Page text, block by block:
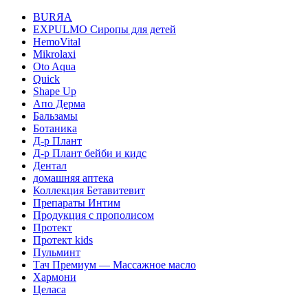
BURЯA
EXPULMO Сиропы для детей
HemoVital
Mikrolaxi
Oto Aqua
Quick
Shape Up
Апо Дерма
Бальзамы
Ботаника
Д-р Плант
Д-р Плант бейби и кидс
Дентал
домашняя аптека
Коллекция Бетавитевит
Препараты Интим
Продукция с прополисом
Протект
Протект kids
Пульминт
Тач Премиум — Массажное масло
Хармони
Целаса